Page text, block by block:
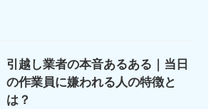
引越し業者の本音あるある｜当日
の作業員に嫌われる人の特徴と
は？